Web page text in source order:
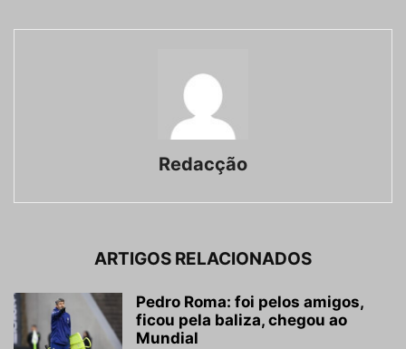
Redacção
ARTIGOS RELACIONADOS
Pedro Roma: foi pelos amigos,
ficou pela baliza, chegou ao
Mundial